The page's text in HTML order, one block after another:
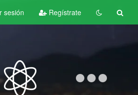
sesión Regístrate